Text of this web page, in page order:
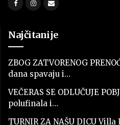
Najčitanije
ZBOG ZATVORENOG
dana spavaju i…
VEČERAS SE ODLUČUJE
polufinala i…
TURNIR ZA NAŠU DICU